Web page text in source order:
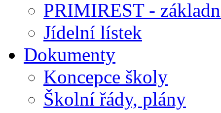
PRIMIREST -
Jídelní lístek
Dokumenty
Koncepce školy
Školní řády, plány